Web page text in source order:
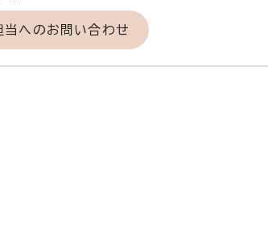
へのお問い合わせ